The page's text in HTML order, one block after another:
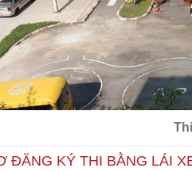
ĐĂNG KÝ THI BẰNG LÁI